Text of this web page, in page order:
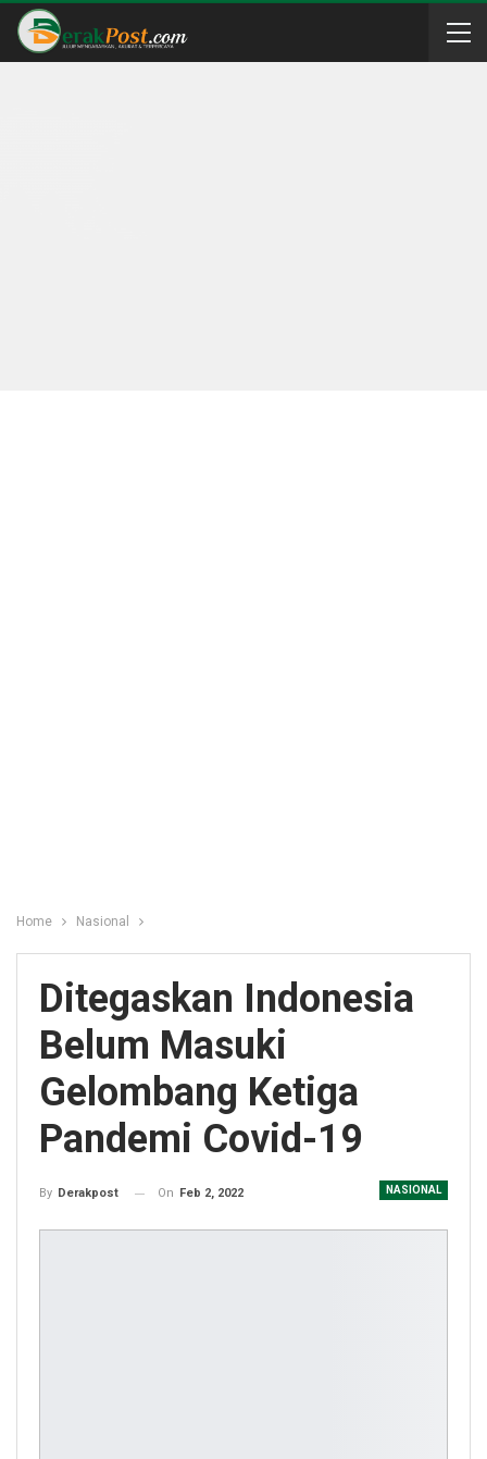
Home Nasional
Ditegaskan Indonesia
Belum Masuki
Gelombang Ketiga
Pandemi Covid-19
NASIONAL
By Derakpost On Feb 2, 2022